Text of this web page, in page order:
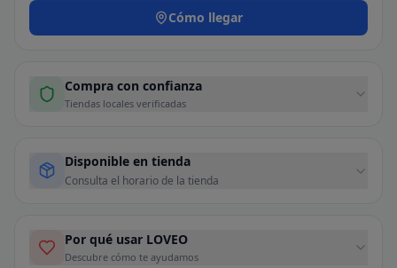
Cómo llegar
Compra con confianza
Tiendas locales verificadas
Disponible en tienda
Consulta el horario de la tienda
Por qué usar LOVEO
Descubre cómo te ayudamos